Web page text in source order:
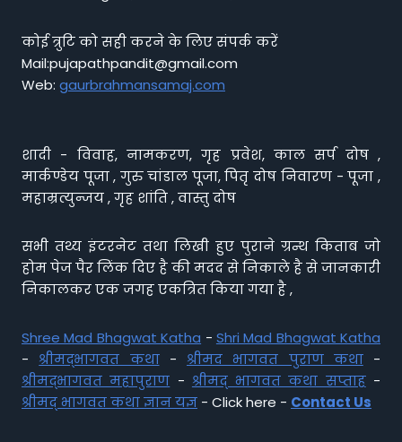
कोई त्रुटि को सही करने के लिए संपर्क करें
Mail:pujapathpandit@gmail.com
Web: gaurbrahmansamaj.com
शादी - विवाह, नामकरण, गृह प्रवेश, काल सर्प दोष ,
मार्कण्डेय पूजा , गुरु चांडाल पूजा, पितृ दोष निवारण - पूजा ,
महाम्रत्युन्जय , गृह शांति , वास्तु दोष
सभी तथ्य इंटरनेट तथा लिखी हुए पुराने ग्रन्थ किताब जो
होम पेज पैर लिंक दिए है की मदद से निकाले है से जानकारी
निकालकर एक जगह एकत्रित किया गया है ,
Shree Mad Bhagwat Katha - Shri Mad Bhagwat Katha
- श्रीमद्भागवत कथा- श्रीमद भागवत पुराण कथा-
श्रीमद्भागवत महापुराण - श्रीमद् भागवत कथा सप्ताह-
श्रीमद् भागवत कथा ज्ञान यज्ञ - Click here - Contact Us